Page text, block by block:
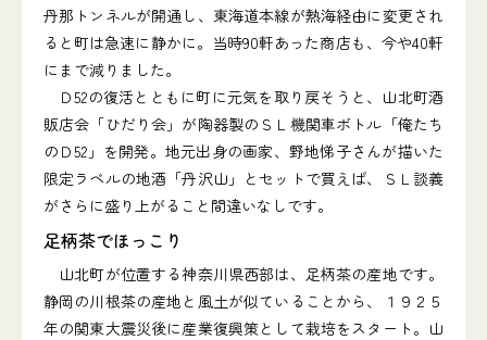
丹那トンネルが開通し、東海道本線が熱海経由に変更され
ると町は急速に静かに。当時90軒あった商店も、今や40軒
にまで減りました。
Ｄ52の復活とともに町に元気を取り戻そうと、山北町酒
販店会「ひだり会」が陶器製のＳＬ機関車ボトル「俺たち
のＤ52」を開発。地元出身の画家、野地悌子さんが描いた
限定ラベルの地酒「丹沢山」とセットで買えば、ＳＬ談義
がさらに盛り上がること間違いなしです。
足柄茶でほっこり
山北町が位置する神奈川県西部は、足柄茶の産地です。
静岡の川根茶の産地と風土が似ていることから、１９２５
年の関東大震災後に産業復興策として栽培をスタート。山